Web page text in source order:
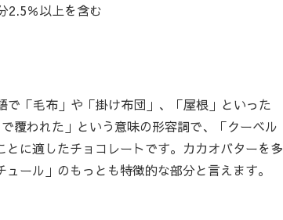
2.5％以上を含む
「毛布」や「掛け布団」、「屋根」といった
覆われた」という意味の形容詞で、「クーベル
に適したチョコレートです。カカオバターを多
ール」のもっとも特徴的な部分と言えます。